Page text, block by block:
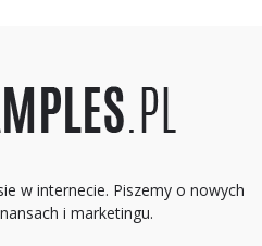
w internecie. Piszemy o nowych
i marketingu.